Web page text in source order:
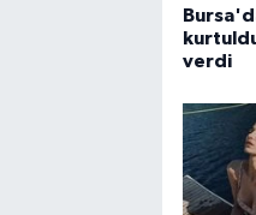
verdi